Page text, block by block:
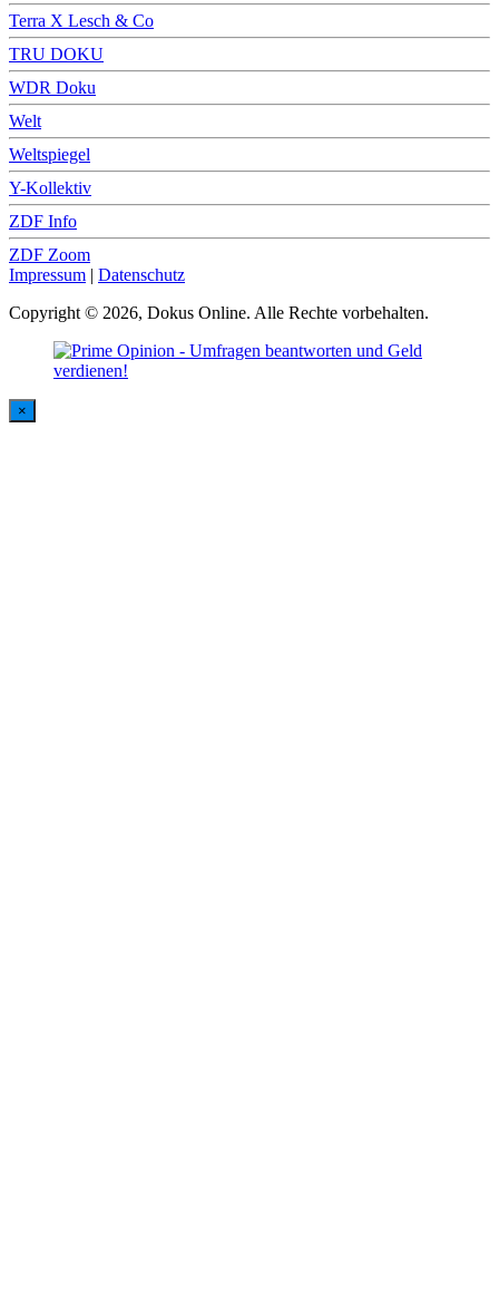
Terra X Lesch & Co
TRU DOKU
WDR Doku
Welt
Weltspiegel
Y-Kollektiv
ZDF Info
ZDF Zoom
Impressum | Datenschutz
Copyright © 2026, Dokus Online. Alle Rechte vorbehalten.
×